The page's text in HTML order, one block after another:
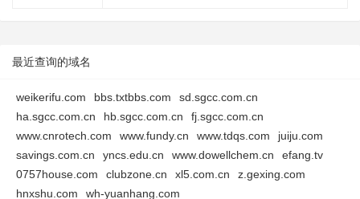
最近查询的域名
weikerifu.com bbs.txtbbs.com
sd.sgcc.com.cn
ha.sgcc.com.cn
hb.sgcc.com.cn
fj.sgcc.com.cn
www.cnrotech.com
www.fundy.cn www.tdqs.com
juiju.com
savings.com.cn
yncs.edu.cn www.dowellchem.cn
efang.tv
0757house.com
clubzone.cn xl5.com.cn
z.gexing.com
hnxshu.com
wh-yuanhang.com